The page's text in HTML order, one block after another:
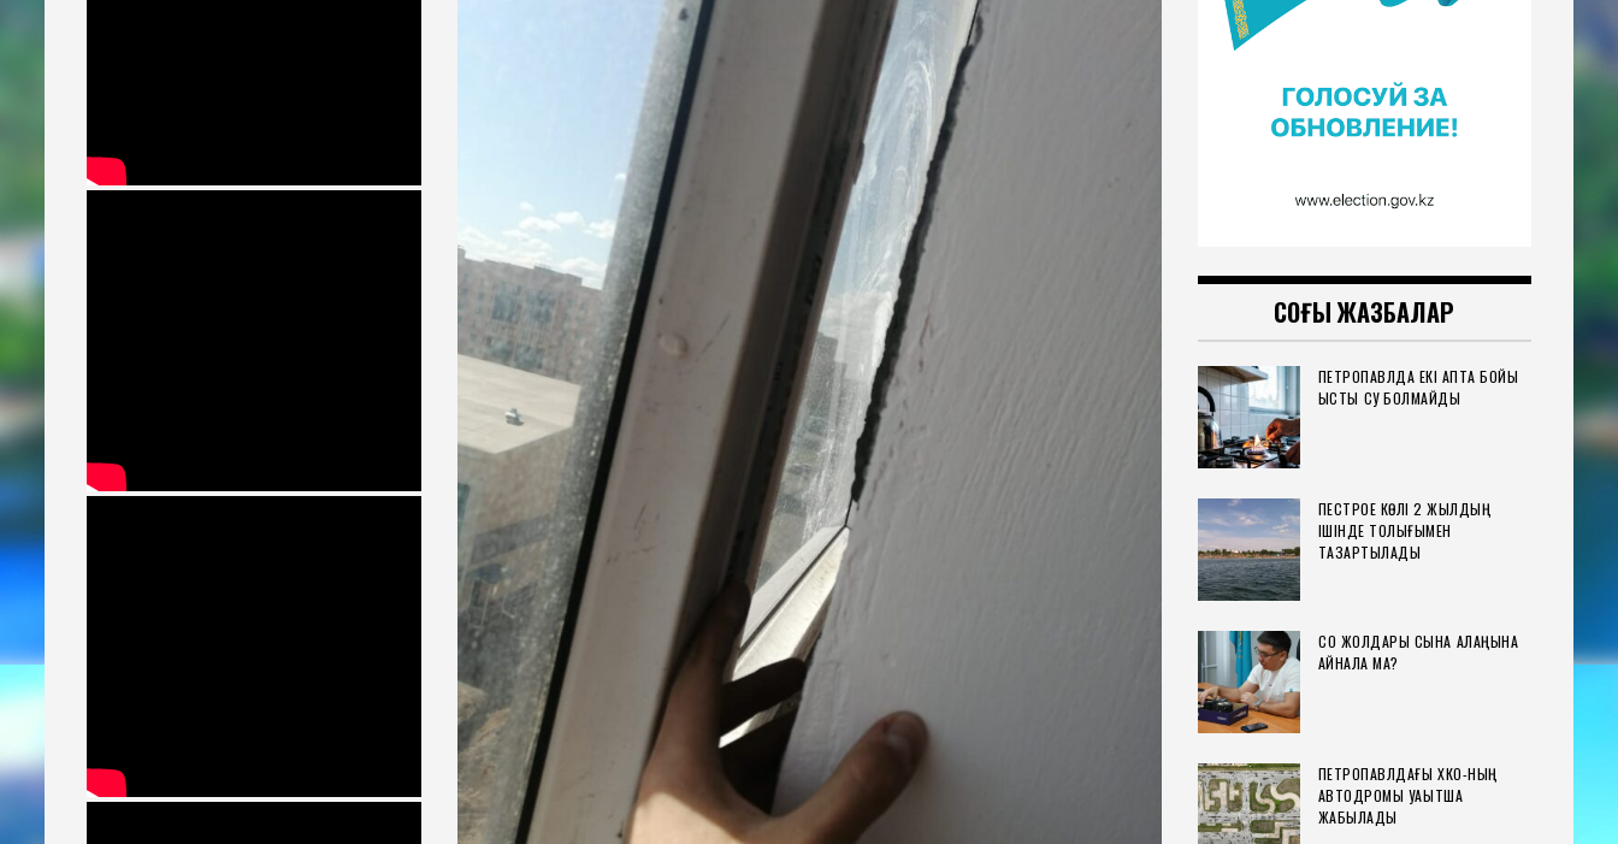
СОҢҒЫ ЖАЗБАЛАР
ПЕТРОПАВЛДА ЕКІ АПТА БОЙЫ
ЫСТЫҚ СУ БОЛМАЙДЫ
ПЕСТРОЕ КӨЛІ 2 ЖЫЛДЫҢ
ІШІНДЕ ТОЛЫҒЫМЕН
ТАЗАРТЫЛАДЫ
СҚО ЖОЛДАРЫ СЫНАҚ АЛАҢЫНА
АЙНАЛА МА?
ПЕТРОПАВЛДАҒЫ ХҚКО-НЫҢ
АВТОДРОМЫ УАҚЫТША
ЖАБЫЛАДЫ